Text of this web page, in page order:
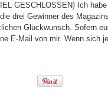
GESCHLOSSEN} Ich
drei Gewinner des
Glückwunsch. Sofern
E-Mail von mir. Wenn sich